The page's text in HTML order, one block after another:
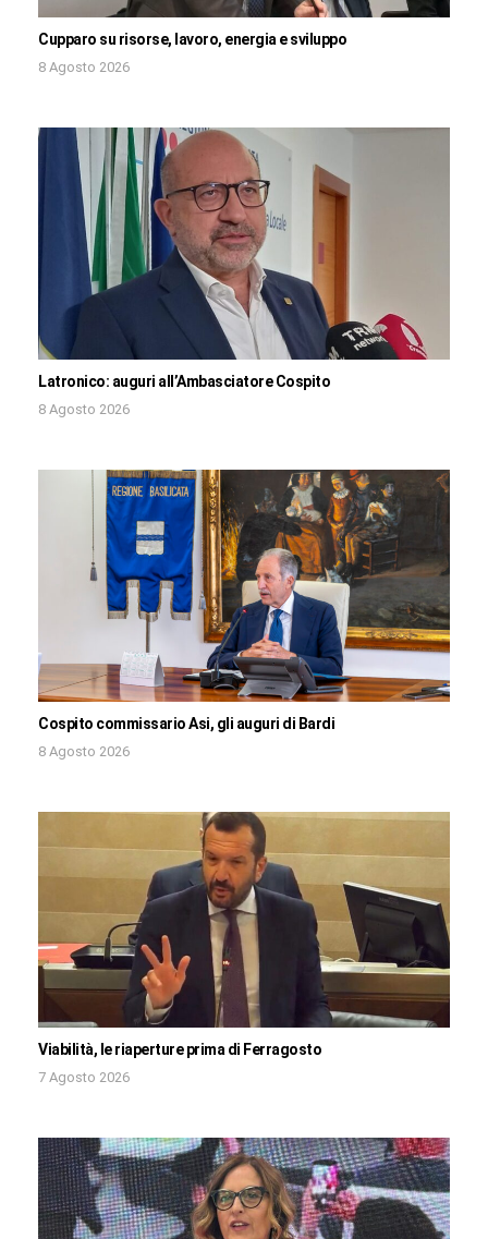
Cupparo su risorse, lavoro, energia e sviluppo
8 Agosto 2026
Latronico: auguri all’Ambasciatore Cospito
8 Agosto 2026
Cospito commissario Asi, gli auguri di Bardi
8 Agosto 2026
Viabilità, le riaperture prima di Ferragosto
7 Agosto 2026